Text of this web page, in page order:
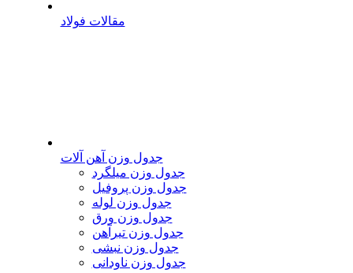
مقالات فولاد
جدول وزن آهن آلات
جدول وزن میلگرد
جدول وزن پروفیل
جدول وزن لوله
جدول وزن ورق
جدول وزن تیرآهن
جدول وزن نبشی
جدول وزن ناودانی